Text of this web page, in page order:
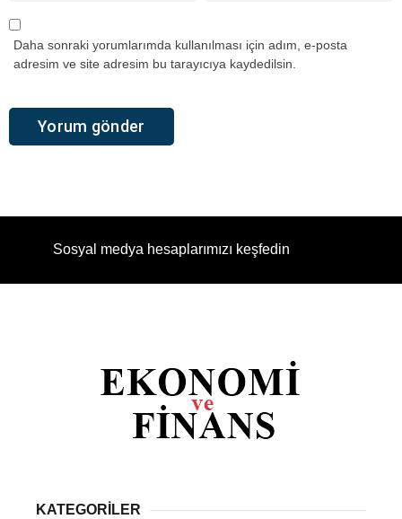
Daha sonraki yorumlarımda kullanılması için adım, e-posta
adresim ve site adresim bu tarayıcıya kaydedilsin.
Sosyal medya hesaplarımızı keşfedin
KATEGORİLER